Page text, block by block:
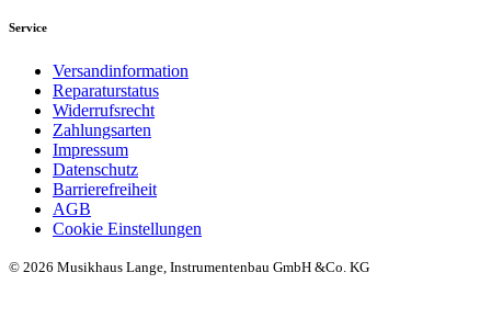
Service
Versandinformation
Reparaturstatus
Widerrufsrecht
Zahlungsarten
Impressum
Datenschutz
Barrierefreiheit
AGB
Cookie Einstellungen
© 2026 Musikhaus Lange, Instrumentenbau GmbH &Co. KG